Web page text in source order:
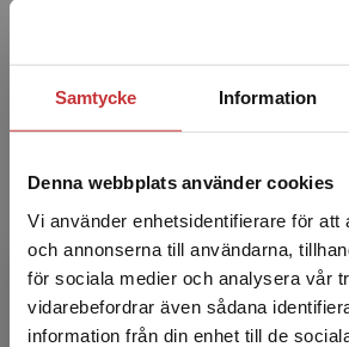
Samtycke Information
Denna webbplats använder cookies
Vi använder enhetsidentifierare för att
och annonserna till användarna,
för sociala medier och analysera vår
vidarebefordrar även sådana
information från din enhet till de
Begränsad
mikroekonomi
nationalekonomi från
Göteborgs universitet.
universitetslektor vid
323 krinkl. moms
Exkl. moms: 305 kr